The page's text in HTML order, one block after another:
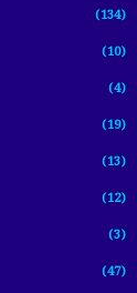
(134)
(10)
(4)
(19)
(13)
(12)
(3)
(47)